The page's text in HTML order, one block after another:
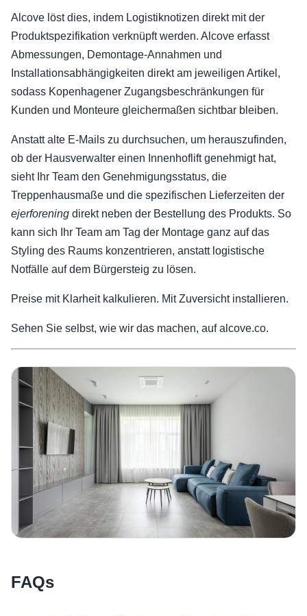
Alcove löst dies, indem Logistiknotizen direkt mit der
Produktspezifikation verknüpft werden. Alcove erfasst
Abmessungen, Demontage-Annahmen und
Installationsabhängigkeiten direkt am jeweiligen Artikel,
sodass Kopenhagener Zugangsbeschränkungen für
Kunden und Monteure gleichermaßen sichtbar bleiben.
Anstatt alte E-Mails zu durchsuchen, um herauszufinden,
ob der Hausverwalter einen Innenhoflift genehmigt hat,
sieht Ihr Team den Genehmigungsstatus, die
Treppenhausmaße und die spezifischen Lieferzeiten der
ejerforening direkt neben der Bestellung des Produkts. So
kann sich Ihr Team am Tag der Montage ganz auf das
Styling des Raums konzentrieren, anstatt logistische
Notfälle auf dem Bürgersteig zu lösen.
Preise mit Klarheit kalkulieren. Mit Zuversicht installieren.
Sehen Sie selbst, wie wir das machen, auf alcove.co.
FAQs